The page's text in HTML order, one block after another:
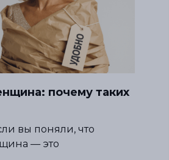
почему таких
вы поняли, что
— это